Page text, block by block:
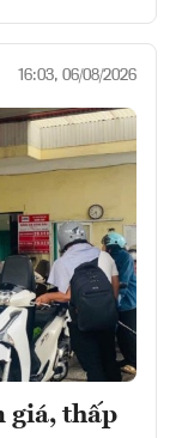
16:03, 06/08/2026
giá, thấp